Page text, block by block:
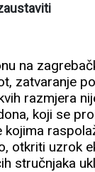
na
zatvaranje
razmjera
koji se
kojima
otkriti uzrok
stručnjaka